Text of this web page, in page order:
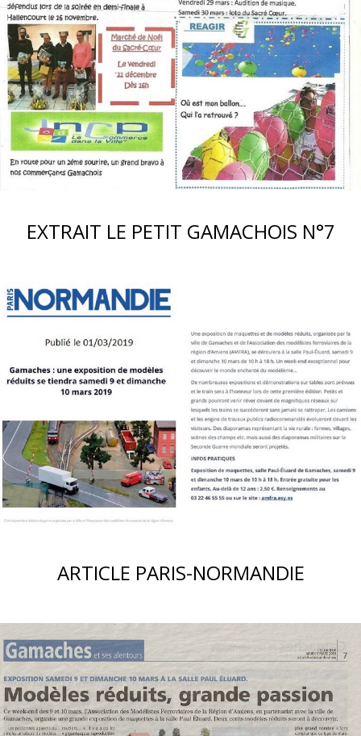
EXTRAIT LE PETIT GAMACHOIS N°7
ARTICLE PARIS-NORMANDIE